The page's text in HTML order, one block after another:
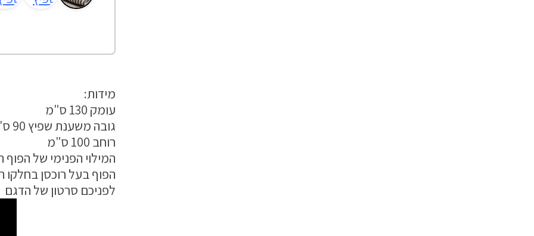
מידות:
עומק 130 ס"מ
גובה משענת שפיץ 90 ס"מ
רוחב 100 ס"מ
המילוי הפנימי של הפוף
הפוף בעל רוכסן בחלקו
לפניכם סרטון של הדגם